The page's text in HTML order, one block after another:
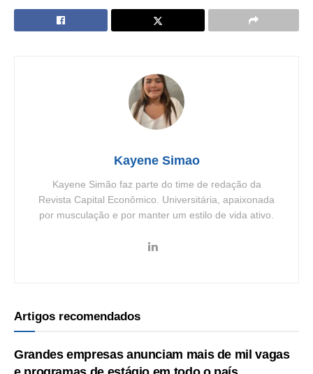
Kayene Simao
Kayene Simão faz parte do time de redação da
Revista Capital Econômico. Universitária, apaixonada
por musculação e por manter um estilo de vida ativo.
Artigos recomendados
Grandes empresas anunciam mais de mil vagas